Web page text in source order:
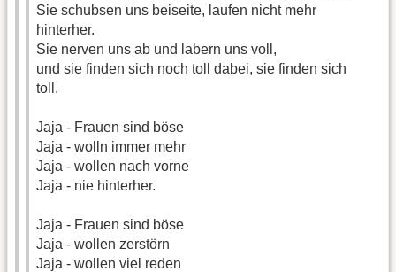
Sie schubsen uns beiseite, laufen nicht mehr
hinterher.
Sie nerven uns ab und labern uns voll,
und sie finden sich noch toll dabei, sie finden sich
toll.
Jaja - Frauen sind böse
Jaja - wolln immer mehr
Jaja - wollen nach vorne
Jaja - nie hinterher.
Jaja - Frauen sind böse
Jaja - wollen zerstörn
Jaja - wollen viel reden